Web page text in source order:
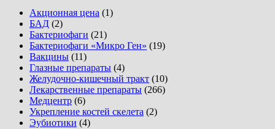
Акционная цена (1)
БАД (2)
Бактериофаги (21)
Бактериофаги «Микро Ген» (19)
Вакцины (11)
Глазные препараты (4)
Желудочно-кишечный тракт (10)
Лекарственные препараты (266)
Медцентр (6)
Укрепление костей скелета (2)
Эубиотики (4)